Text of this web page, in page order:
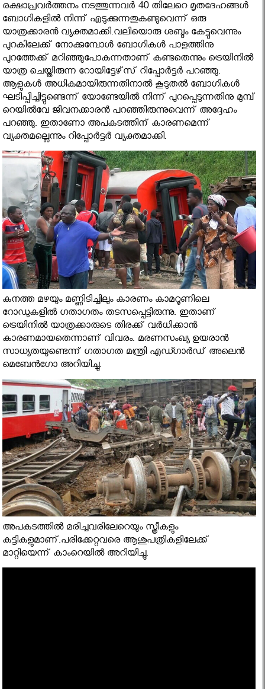
രക്ഷാപ്രവര്‍ത്തനം നടത്തുന്നവര്‍ 40 തിലേറെ മൃതദേഹങ്ങള്‍
ബോഗികളില്‍ നിന്ന് എടുക്കുന്നതുകണ്ടുവെന്ന് ഒരു
യാത്രക്കാരന്‍ വ്യക്തമാക്കി.വലിയൊരു ശബ്ദം കേട്ടുവെന്നും
പുറകിലേക്ക് നോക്കുമ്പോള്‍ ബോഗികള്‍ പാളത്തിനു
പുറത്തേക്ക് മറിഞ്ഞുപോകുന്നതാണ് കണ്ടതെന്നും ട്രെയിനില്‍
യാത്ര ചെയ്തിരുന്ന റോയിട്ടേഴ്‌സ് റിപ്പോര്‍ട്ടര്‍ പറഞ്ഞു.
ആളുകള്‍ അധികമായിരുന്നതിനാല്‍ കൂടുതല്‍ ബോഗികള്‍
ഘടിപ്പിച്ചിട്ടുണ്ടെന്ന് യോണ്ടേയില്‍ നിന്ന് പുറപ്പെടുന്നതിനു മുമ്പ്
റെയില്‍വേ ജിവനക്കാരന്‍ പറഞ്ഞിരുന്നുവെന്ന് അദ്ദേഹം
പറഞ്ഞു. ഇതാണോ അപകടത്തിന് കാരണമെന്ന്
വ്യക്തമല്ലെന്നും റിപ്പോര്‍ട്ടര്‍ വ്യക്തമാക്കി.
കനത്ത മഴയും മണ്ണിടിച്ചിലും കാരണം കാമറൂണിലെ
റോഡുകളിൽ ഗതാഗതം തടസപ്പെട്ടിരുന്നു. ഇതാണ്
ട്രെയിനിൽ യാത്രക്കാരുടെ തിരക്ക് വർധിക്കാൻ
കാരണമായതെന്നാണ് വിവരം. മരണസംഖ്യ ഉയരാൻ
സാധ്യതയുണ്ടെന്ന് ഗതാഗത മന്ത്രി എഡ്ഗാർഡ് അലെൻ
മെബേൻഗോ അറിയിച്ചു.
അപകടത്തില്‍ മരിച്ചവരിലേറെയും സ്ത്രീകളും
കുട്ടികളുമാണ്.പരിക്കേറ്റവരെ ആശുപത്രികളിലേക്ക്
മാറ്റിയെന്ന് കാംറെയില്‍ അറിയിച്ചു.